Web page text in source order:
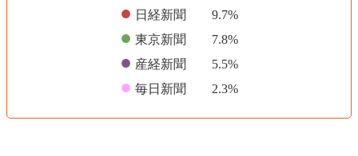
● 日経新聞 9.7%
● 東京新聞 7.8%
● 産経新聞 5.5%
● 毎日新聞 2.3%